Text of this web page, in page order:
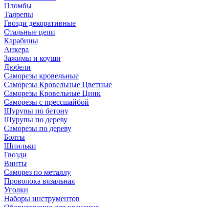
Пломбы
Талрепы
Гвозди декоративные
Стальные цепи
Карабины
Анкера
Зажимы и коуши
Дюбели
Саморезы кровельные
Саморезы Кровельные Цветные
Саморезы Кровельные Цинк
Саморезы с прессшайбой
Шурупы по бетону
Шурупы по дереву
Саморезы по дереву
Болты
Шпильки
Гвозди
Винты
Саморез по металлу
Проволока вязальная
Уголки
Наборы инструментов